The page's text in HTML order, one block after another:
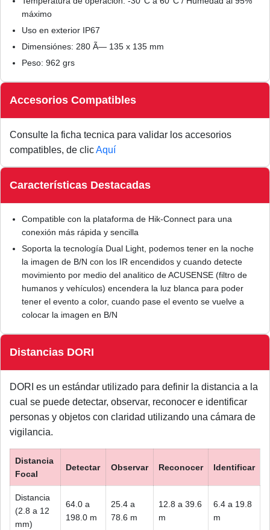
máximo
Uso en exterior IP67
Dimensiónes: 280 Ã— 135 x 135 mm
Peso: 962 grs
Accesorios Compatibles
Consulte la ficha tecnica para validar los accesorios
compatibles, de clicAquí
Características Destacadas
Compatible con la plataforma de Hik-Connect para una
conexión más rápida y sencilla
Soporta la tecnología Dual Light, podemos tener en la noche
la imagen de B/N con los IR encendidos y cuando detecte
movimiento por medio del analitico de ACUSENSE (filtro de
humanos y vehículos) encendera la luz blanca para poder
tener el evento a color, cuando pase el evento se vuelve a
colocar la imagen en B/N
Distancias DORI
DORI es un estándar utilizado para definir la distancia a la
cual se puede detectar, observar, reconocer e identificar
personas y objetos con claridad utilizando una cámara de
vigilancia.
Distancia
Focal
Detectar Observar Reconocer Identificar
Distancia
(2.8 a 12
mm)
64.0 a
198.0 m
25.4 a
78.6 m
12.8 a 39.6
m
6.4 a 19.8
m